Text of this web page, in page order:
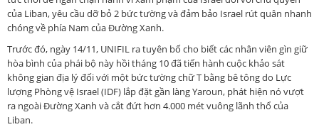
của Liban, yêu cầu dỡ bỏ 2 bức tường và đảm bảo Israel rút quân nhanh
chóng về phía Nam của Đường Xanh.
Trước đó, ngày 14/11, UNIFIL ra tuyên bố cho biết các nhân viên gìn giữ
hòa bình của phái bộ này hồi tháng 10 đã tiến hành cuộc khảo sát
không gian địa lý đối với một bức tường chữ T bằng bê tông do Lực
lượng Phòng vệ Israel (IDF) lắp đặt gần làng Yaroun, phát hiện nó vượt
ra ngoài Đường Xanh và cắt đứt hơn 4.000 mét vuông lãnh thổ của
Liban.